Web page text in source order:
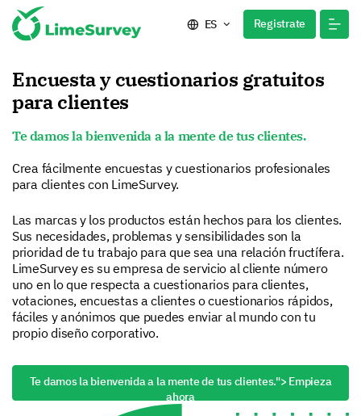
ES Registrate
Encuesta y cuestionarios gratuitos
para clientes
Te damos la bienvenida a la mente de tus clientes.
Crea fácilmente encuestas y cuestionarios profesionales
para clientes con LimeSurvey.
Las marcas y los productos están hechos para los clientes.
Sus necesidades, problemas y sensibilidades son la
prioridad de tu trabajo para que sea una relación fructífera.
LimeSurvey es su empresa de servicio al cliente número
uno en lo que respecta a cuestionarios para clientes,
votaciones, encuestas a clientes o cuestionarios rápidos,
fáciles y anónimos que puedes enviar al mundo con tu
propio diseño corporativo.
Te damos la bienvenida a la mente de tus clientes."> Empieza
ahora